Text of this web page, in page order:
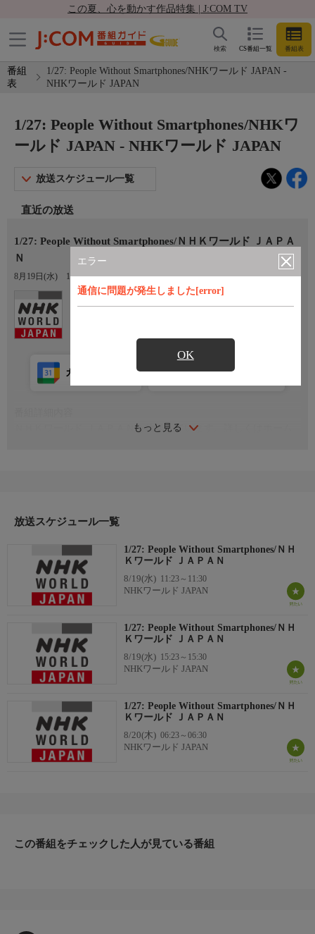
この夏、心を動かす作品特集 | J:COM TV
CS番組一覧 番組表
検索
番組
表
1/27: People Without Smartphones/NHKワールド JAPAN -
NHKワールド JAPAN
エラー
通信に問題が発生しました[error]
OK
1/27: People Without Smartphones/NHKワ
ールド JAPAN - NHKワールド JAPAN
放送スケジュール一覧
直近の放送
1/27: People Without Smartphones/ＮＨＫワールド ＪＡＰＡ
Ｎ
8月19日(水) 11:23〜11:30
Ch.307
NHKワールド JAPAN
もっと見る
カレンダー登録 アプリ視聴
ＮＨＫワールド ＪＡＰＡＮを放送しています。詳しくはホーム
放送スケジュール一覧
1/27: People Without Smartphones/ＮＨ
Ｋワールド ＪＡＰＡＮ
8/19(水) 11:23～11:30
NHKワールド JAPAN
1/27: People Without Smartphones/ＮＨ
Ｋワールド ＪＡＰＡＮ
8/19(水) 15:23～15:30
NHKワールド JAPAN
1/27: People Without Smartphones/ＮＨ
Ｋワールド ＪＡＰＡＮ
8/20(木) 06:23～06:30
NHKワールド JAPAN
この番組をチェックした人が見ている番組